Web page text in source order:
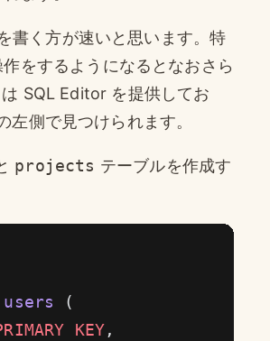
書く方が速いと思います。特
をするようになるとなおさら
SQL Editor を提供してお
左側で見つけられます。
projects テーブルを作成す
users
(
KEY,